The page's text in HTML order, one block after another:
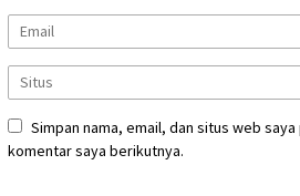
Simpan nama, email, dan situs web
komentar saya berikutnya.